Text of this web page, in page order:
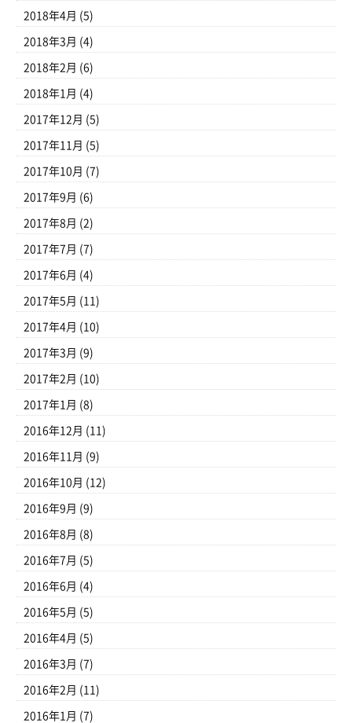
2018年4月 (5)
2018年3月 (4)
2018年2月 (6)
2018年1月 (4)
2017年12月 (5)
2017年11月 (5)
2017年10月 (7)
2017年9月 (6)
2017年8月 (2)
2017年7月 (7)
2017年6月 (4)
2017年5月 (11)
2017年4月 (10)
2017年3月 (9)
2017年2月 (10)
2017年1月 (8)
2016年12月 (11)
2016年11月 (9)
2016年10月 (12)
2016年9月 (9)
2016年8月 (8)
2016年7月 (5)
2016年6月 (4)
2016年5月 (5)
2016年4月 (5)
2016年3月 (7)
2016年2月 (11)
2016年1月 (7)